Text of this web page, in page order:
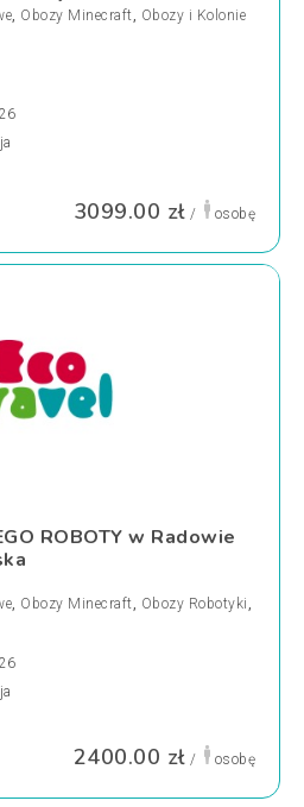
, Obozy Minecraft, Obozy i Kolonie
3099.00 zł / osobę
ROBOTY w Radowie
, Obozy Minecraft, Obozy Robotyki ,
2400.00 zł / osobę